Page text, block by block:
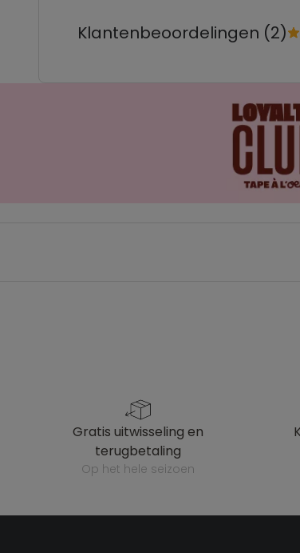
Klantenbeoordelingen (2)
gratis uitwisseling en
terugbetaling
op het hele seizoen